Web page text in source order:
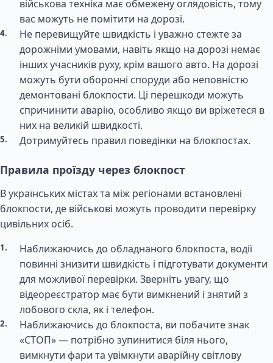
військова техніка має обмежену оглядовість, тому
вас можуть не помітити на дорозі.
Не перевищуйте швидкість і уважно стежте за
дорожніми умовами, навіть якщо на дорозі немає
інших учасників руху, крім вашого авто. На дорозі
можуть бути оборонні споруди або неповністю
демонтовані блокпости. Ці перешкоди можуть
спричинити аварію, особливо якщо ви вріжетеся в
них на великій швидкості.
Дотримуйтесь правил поведінки на блокпостах.
Правила проїзду через блокпост
В українських містах та між регіонами встановлені
блокпости, де військові можуть проводити перевірку
цивільних осіб.
Наближаючись до обладнаного блокпоста, водії
повинні знизити швидкість і підготувати документи
для можливої перевірки. Зверніть увагу, що
відеореєстратор має бути вимкнений і знятий з
лобового скла, як і телефон.
Наближаючись до блокпоста, ви побачите знак
«СТОП» — потрібно зупинитися біля нього,
вимкнути фари та увімкнути аварійну світлову